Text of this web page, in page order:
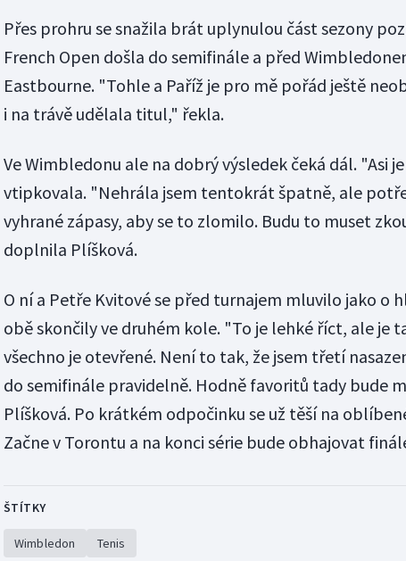
Přes prohru se snažila brát uplynulou část sezony
French Open došla do semifinále a před
Eastbourne. "Tohle a Paříž je pro mě pořád ještě
i na trávě udělala titul," řekla.
Ve Wimbledonu ale na dobrý výsledek čeká dál. "Asi
vtipkovala. "Nehrála jsem tentokrát špatně, ale
vyhrané zápasy, aby se to zlomilo. Budu to muset
doplnila Plíšková.
O ní a Petře Kvitové se před turnajem mluvilo jako o
obě skončily ve druhém kole. "To je lehké říct, ale je
všechno je otevřené. Není to tak, že jsem třetí
do semifinále pravidelně. Hodně favoritů tady bude
Plíšková. Po krátkém odpočinku se už těší na
Začne v Torontu a na konci série bude obhajovat
ŠTÍTKY
Wimbledon Tenis